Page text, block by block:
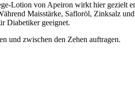
Lotion von Apeiron wirkt hier gezielt
Maisstärke, Safloröl, Zinksalz
Diabetiker geeignet.
und zwischen den Zehen auftragen.